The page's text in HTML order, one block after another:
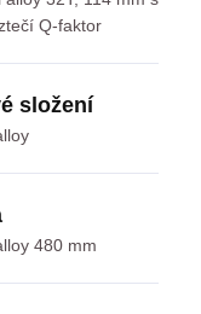
Q-faktor
složení
480 mm